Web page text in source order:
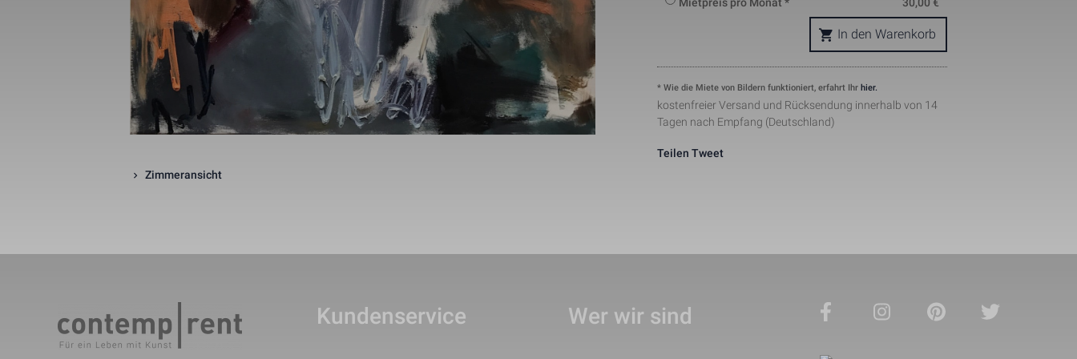
Zimmeransicht
Mietpreis pro Monat *
30,00 €
In den Warenkorb
* Wie die Miete von Bildern funktioniert, erfahrt Ihr hier.
kostenfreier Versand und Rücksendung innerhalb von 14
Tagen nach Empfang (Deutschland)
Teilen Tweet
Kundenservice Wer wir sind
number to identify unique visitors.
Statistik 1 Tag
This cookie is installed by Google Analytics. The cookie is used
to store information of how visitors use a website and helps in
creating an analytics report of how the wbsite is doing. The data
collected including the number visitors, the source where they
have come from, and the pages viisted in an anonymous form.
_gat_UA-121824291-1 Notwendig
This is a pattern type cookie set by Google Analytics, where the
pattern element on the name contains the unique identity
number of the account or website it relates to. It appears to be a
variation of the _gat cookie which is used to limit the amount of
data recorded by Google on high traffic volume websites.
This cookie is set by Facebook to deliver advertisement when